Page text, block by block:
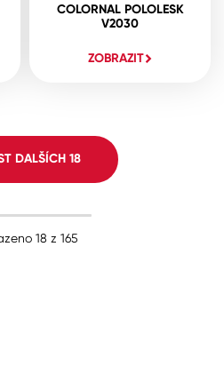
COLORNAL POLOLESK
V2030
ZOBRAZIT
DALŠÍCH 18
18 z 165